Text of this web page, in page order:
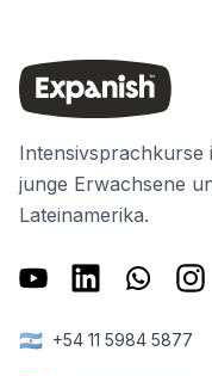
junge Erwachsene
Lateinamerika.
🇦🇷 +54 11 5984 5877